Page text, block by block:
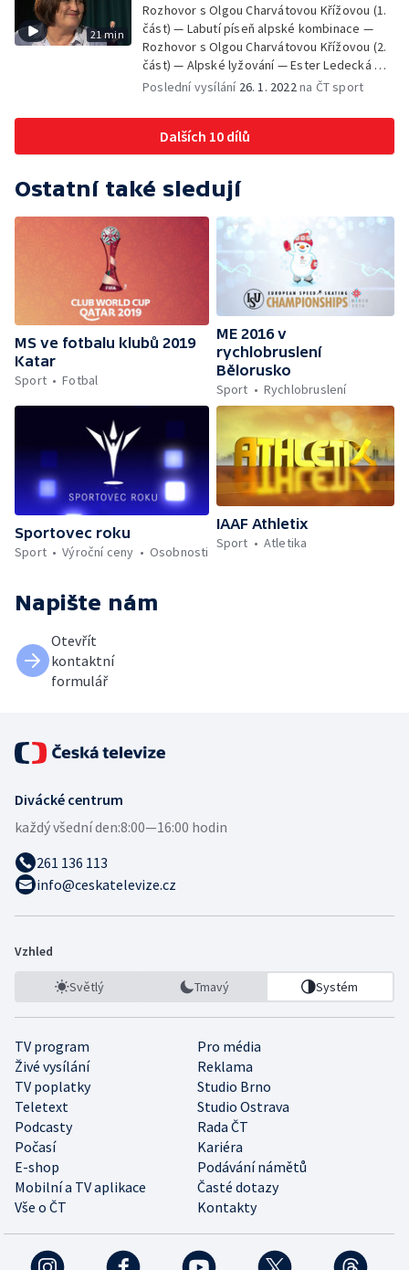
21 min
Rozhovor s Olgou Charvátovou Křížovou (1.
část) — Labutí píseň alpské kombinace —
Rozhovor s Olgou Charvátovou Křížovou (2.
část) — Alpské lyžování — Ester Ledecká — V
jedné minutě — ZOH 2014
Poslední vysílání 26. 1. 2022 na ČT sport
Dalších 10 dílů
Ostatní také sledují
MS ve fotbalu klubů 2019
Katar
Sport
Fotbal
ME 2016 v
rychlobruslení
Bělorusko
Sport
Rychlobruslení
Sportovec roku
Sport
Výroční ceny Osobnosti
IAAF Athletix
Sport
Atletika
Napište nám
Otevřít
kontaktní
formulář
Divácké centrum
každý všední den:8:00—16:00 hodin
261 136 113
info@ceskatelevize.cz
Vzhled
Světlý Tmavý Systém
TV program
Pro média
Živé vysílání
Reklama
TV poplatky
Studio Brno
Teletext
Studio Ostrava
Podcasty
Rada ČT
Počasí
Kariéra
E-shop
Podávání námětů
Mobilní a TV aplikace
Časté dotazy
Vše o ČT
Kontakty